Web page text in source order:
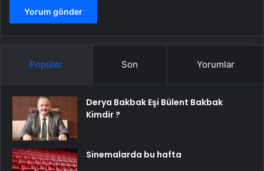
Popüler Son Yorumlar
Derya Bakbak Eşi Bülent Bakbak
Kimdir ?
Sinemalarda bu hafta